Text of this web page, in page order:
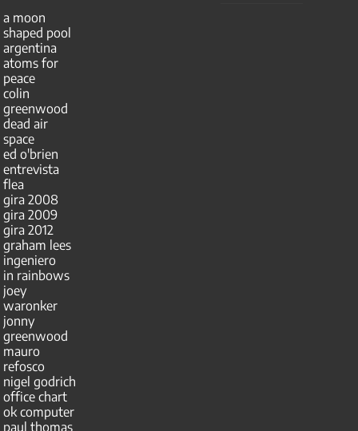
a moon
shaped pool
argentina
atoms for
peace
colin
greenwood
dead air
space
ed o'brien
entrevista
flea
gira 2008
gira 2009
gira 2012
graham lees
ingeniero
in rainbows
joey
waronker
jonny
greenwood
mauro
refosco
nigel godrich
office chart
ok computer
paul thomas